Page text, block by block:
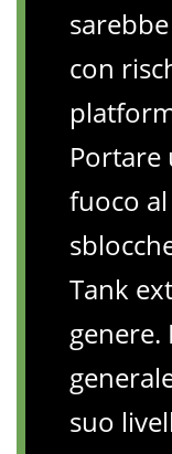
con
Portare
fuoco
Tank
genere.
suo